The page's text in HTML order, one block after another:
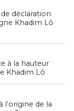
de déclaration
Khadim Lô
à la hauteur
Khadim Lô
l’origine de la